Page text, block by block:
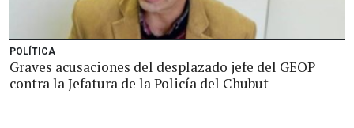
POLÍTICA
Graves acusaciones del desplazado jefe del GEOP
contra la Jefatura de la Policía del Chubut